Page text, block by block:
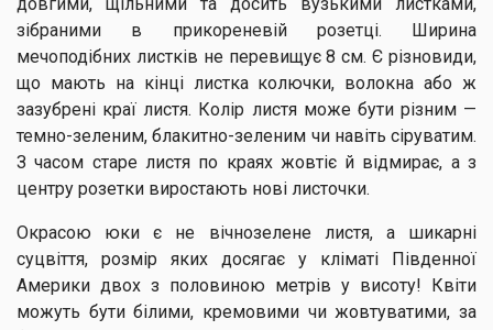
зібраними в прикореневій розетці. Ширина
мечоподібних листків не перевищує 8 см. Є різновиди,
що мають на кінці листка колючки, волокна або ж
зазубрені краї листя. Колір листя може бути різним —
темно-зеленим, блакитно-зеленим чи навіть сіруватим.
З часом старе листя по краях жовтіє й відмирає, а з
центру розетки виростають нові листочки.
Окрасою юки є не вічнозелене листя, а шикарні
суцвіття, розмір яких досягає у кліматі Південної
Америки двох з половиною метрів у висоту! Квіти
можуть бути білими, кремовими чи жовтуватими, за